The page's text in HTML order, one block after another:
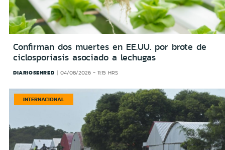
Confirman dos muertes en EE.UU. por brote de
ciclosporiasis asociado a lechugas
DIARIOSENRED 04/08/2026 - 11:15 HRS
INTERNACIONAL